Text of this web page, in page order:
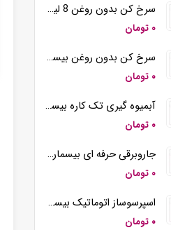
سرخ کن بدون روغن 8 لیتری بیسمارک مدل BM3570
۰ تومان
سرخ کن بدون روغن بیسمارک مدل BM-3558
۰ تومان
آبمیوه گیری تک کاره بیسمارک مدل BM2360
۰ تومان
جاروبرقی حرفه ای بیسمارک مدل BM2109
۰ تومان
اسپرسوساز اتوماتیک بیسمارک مدل BM2290
۰ تومان